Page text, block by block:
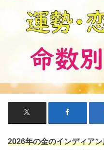
2026年の金のインディア